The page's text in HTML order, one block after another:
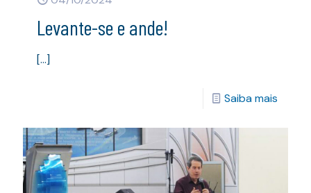
Levante-se e ande!
[…]
Saiba mais